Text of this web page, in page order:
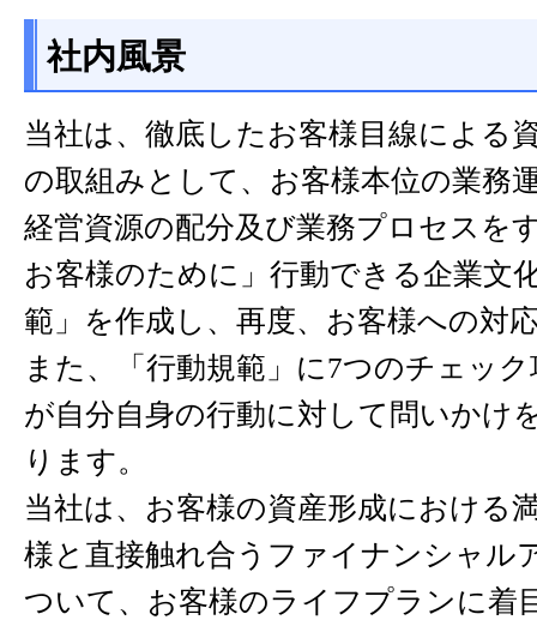
社内風景
当社は、徹底したお客様目線による
の取組みとして、お客様本位の業務
経営資源の配分及び業務プロセスを
お客様のために」行動できる企業文
範」を作成し、再度、お客様への対
また、「行動規範」に7つのチェッ
が自分自身の行動に対して問いかけ
ります。
当社は、お客様の資産形成における
様と直接触れ合うファイナンシャル
ついて、お客様のライフプランに着